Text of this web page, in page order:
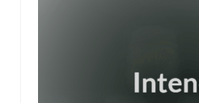
Wigilia Paschalna